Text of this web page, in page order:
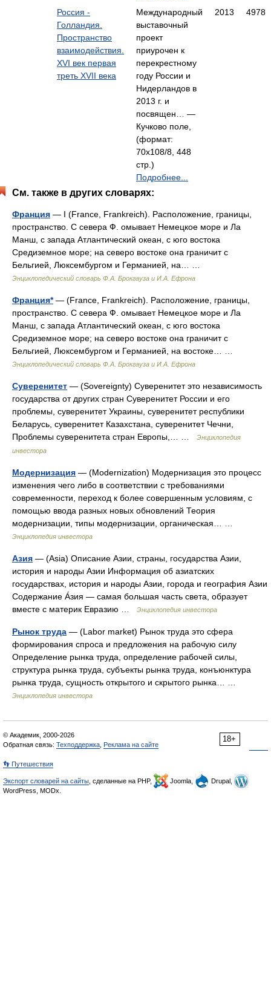
Россия -
Голландия.
Пространство
взаимодействия.
XVI век первая
треть XVII века
Международный
выставочный
проект
приурочен к
перекрестному
году России и
Нидерландов в
2013 г. и
посвящен… —
Кучково поле,
(формат:
70x108/8, 448
стр.)
Подробнее...
2013 4978
См. также в других словарях:
Франция — I (France, Frankreich). Расположение, границы,
пространство. С севера Ф. омывает Немецкое море и Ла
Манш, с запада Атлантический океан, с юго востока
Средиземное море; на северо востоке она граничит с
Бельгией, Люксембургом и Германией, на… …
Энциклопедический словарь Ф.А. Брокгауза и И.А. Ефрона
Франция*— (France, Frankreich). Расположение, границы,
пространство. С севера Ф. омывает Немецкое море и Ла
Манш, с запада Атлантический океан, с юго востока
Средиземное море; на северо востоке она граничит с
Бельгией, Люксембургом и Германией, на востоке… …
Энциклопедический словарь Ф.А. Брокгауза и И.А. Ефрона
Суверенитет — (Sovereignty) Суверенитет это независимость
государства от других стран Суверенитет России и его
проблемы, суверенитет Украины, суверенитет республики
Беларусь, суверенитет Казахстана, суверенитет Чечни,
Проблемы суверенитета стран Европы,… …
Энциклопедия
инвестора
Модернизация — (Modernization) Модернизация это процесс
изменения чего либо в соответствии с требованиями
современности, переход к более совершенным условиям, с
помощью ввода разных новых обновлений Теория
модернизации, типы модернизации, органическая… …
Энциклопедия инвестора
Азия — (Asia) Описание Азии, страны, государства Азии,
история и народы Азии Информация об азиатских
государствах, история и народы Азии, города и география Азии
Содержание А́зия — самая большая часть света, образует
вместе с материк Евразию …
Энциклопедия инвестора
Рынок труда — (Labor market) Рынок труда это сфера
формирования спроса и предложения на рабочую силу
Определение рынка труда, определение рабочей силы,
структура рынка труда, субъекты рынка труда, конъюнктура
рынка труда, сущность открытого и скрытого рынка… …
Энциклопедия инвестора
18+
© Академик, 2000-2026
Обратная связь: Техподдержка Реклама на сайте
👣 Путешествия
Экспорт словарей на сайты , сделанные на PHP, Joomla,
Drupal,
WordPress, MODx.